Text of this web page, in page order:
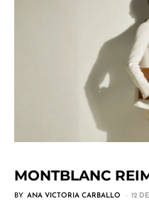
MONTBLANC
BY ANA VICTORIA CARBALLO 12